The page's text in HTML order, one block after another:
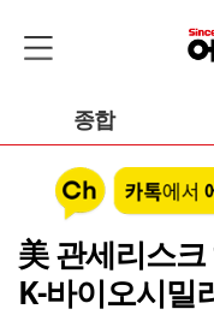
종합
美 관세리스
K-바이오시밀